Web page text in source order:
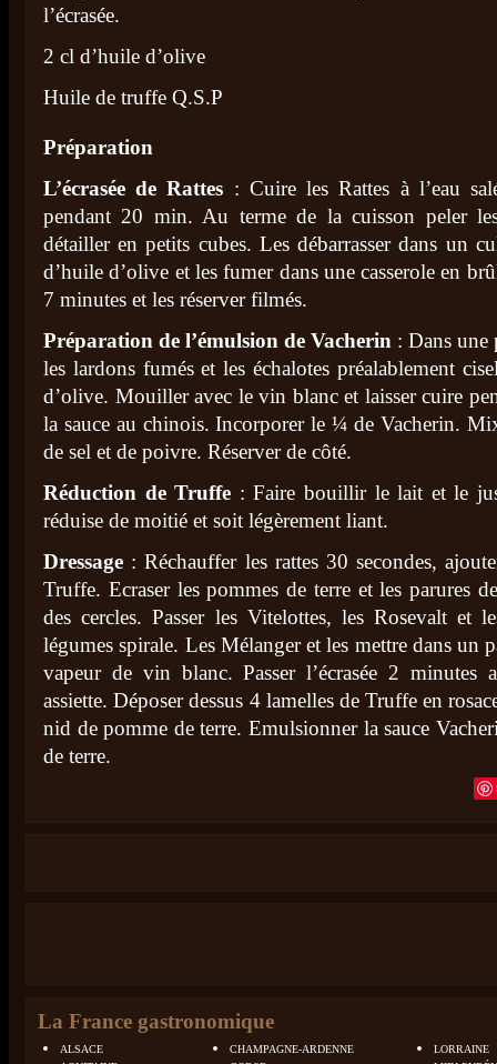
l’écrasée.
2 cl d’huile d’olive
Huile de truffe Q.S.P
Préparation
L’écrasée de Rattes : Cuire les Rattes à l’eau
pendant 20 min. Au terme de la cuisson peler
détailler en petits cubes. Les débarrasser dans un
d’huile d’olive et les fumer dans une casserole en
7 minutes et les réserver filmés.
Préparation de l’émulsion de Vacherin : Dans une
les lardons fumés et les échalotes préalablement
d’olive. Mouiller avec le vin blanc et laisser cuire
la sauce au chinois. Incorporer le ¼ de Vacherin.
de sel et de poivre. Réserver de côté.
Réduction de Truffe : Faire bouillir le lait et le
réduise de moitié et soit légèrement liant.
Dressage : Réchauffer les rattes 30 secondes,
Truffe. Ecraser les pommes de terre et les parures
des cercles. Passer les Vitelottes, les Rosevalt et
légumes spirale. Les Mélanger et les mettre dans un
vapeur de vin blanc. Passer l’écrasée 2 minutes
assiette. Déposer dessus 4 lamelles de Truffe en
nid de pomme de terre. Emulsionner la sauce
de terre.
La France gastronomique
ALSACE
CHAMPAGNE-ARDENNE
LORRAINE